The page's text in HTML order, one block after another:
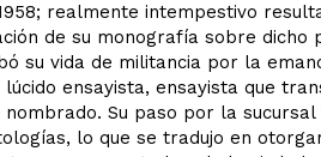
realmente intempestivo
de su monografía sobre
su vida de militancia por la
ensayista, ensayista que
Su paso por la
lo que se tradujo en